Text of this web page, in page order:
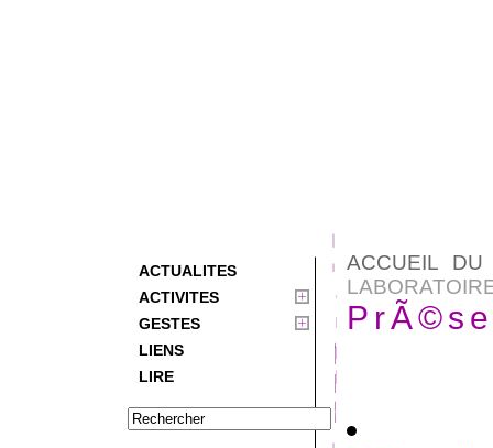
ACTUALITES
ACTIVITES
GESTES
LIENS
LIRE
ACCUEIL DU